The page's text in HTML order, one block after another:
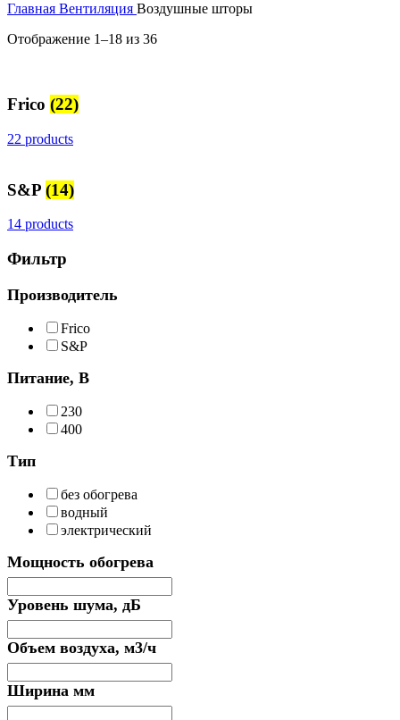
Главная Вентиляция Воздушные шторы
Отображение 1–18 из 36
Frico (22)
22 products
S&P (14)
14 products
Фильтр
Производитель
Frico
S&P
Питание, В
230
400
Тип
без обогрева
водный
электрический
Мощность обогрева
Уровень шума, дБ
Объем воздуха, м3/ч
Ширина мм